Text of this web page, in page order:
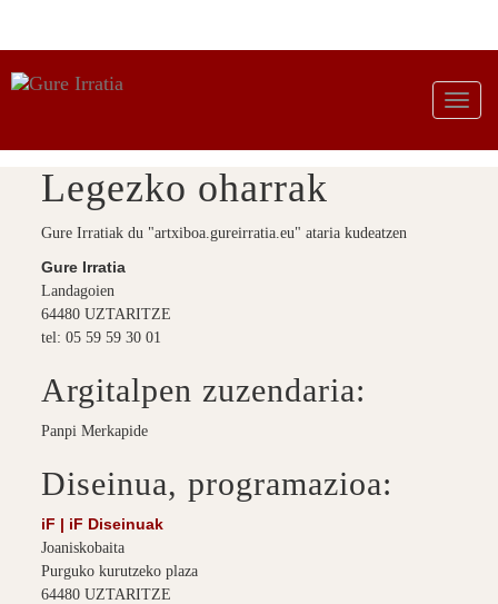
Legezko oharrak
Gure Irratiak du "artxiboa.gureirratia.eu" ataria kudeatzen
Gure Irratia
Landagoien
64480 UZTARITZE
tel: 05 59 59 30 01
Argitalpen zuzendaria:
Panpi Merkapide
Diseinua, programazioa:
iF | iF Diseinuak
Joaniskobaita
Purguko kurutzeko plaza
64480 UZTARITZE